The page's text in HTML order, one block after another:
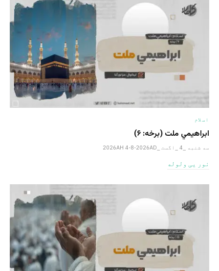
اسلام
ابراهيمي ملت (برخه: ۶)
سه شنبه _4 _اگست _2026AH 4-8-2026AD
نور یی ولوله